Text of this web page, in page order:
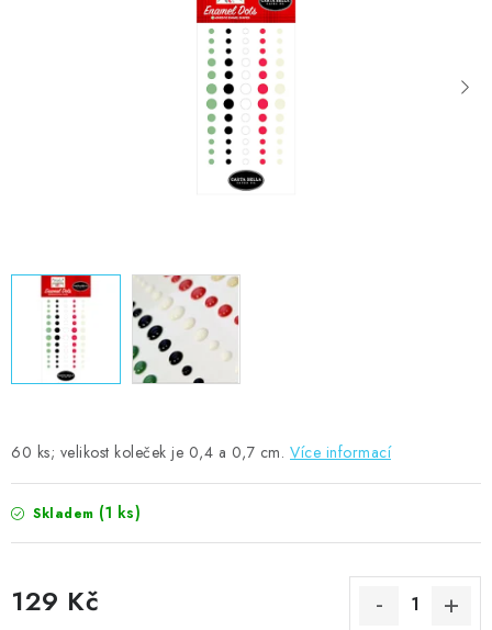
Moje objednávka
Obchodní podmínky
60 ks; velikost koleček je 0,4 a 0,7 cm. Více informací
Skladem (1 ks)
129 Kč